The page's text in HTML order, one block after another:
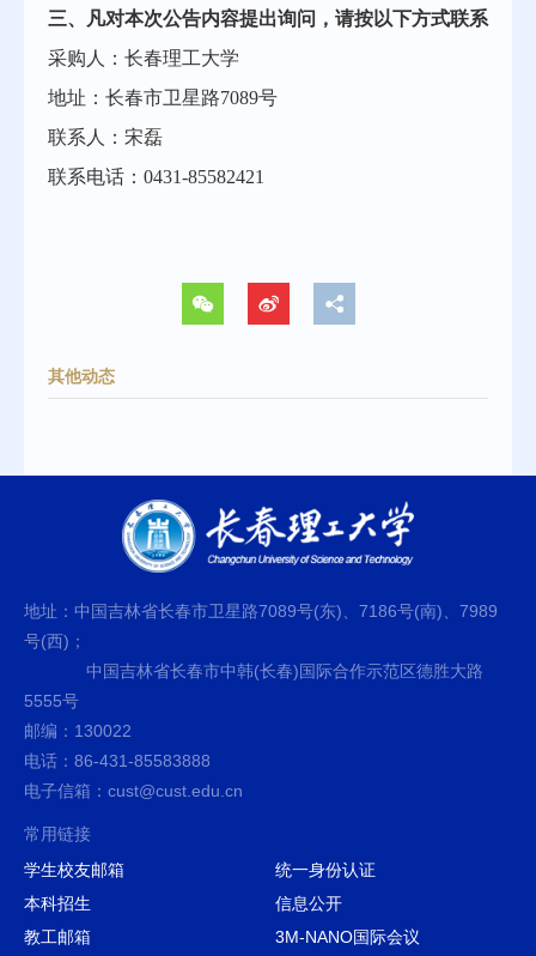
三、凡对本次公告内容提出询问，请按以下方式联系
采购人：长春理工大学
地址：长春市卫星路7089号
联系人： 宋磊
联系电话： 0431-85582421
其他动态
地址：中国吉林省长春市卫星路7089号(东)、7186号(南)、7989
号(西)；
中国吉林省长春市中韩(长春)国际合作示范区德胜大路
5555号
邮编：130022
电话：86-431-85583888
电子信箱：cust@cust.edu.cn
常用链接
学生校友邮箱
统一身份认证
本科招生
信息公开
教工邮箱
3M-NANO国际会议